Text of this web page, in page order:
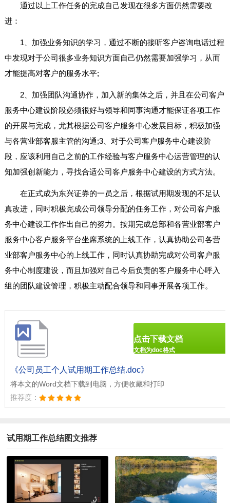
通过以上工作任务的完成自己发现在很多方面仍然需要改
进：
1、加强业务知识的学习，通过不断的接听客户咨询电话过程
中发现对于公司很多业务知识方面自己仍然需要加强学习，从而
才能提高对客户的服务水平;
2、加强团队沟通协作，加入新的集体之后，并且在公司客户
服务中心建设阶段必须很好与领导和同事沟通才能保证各项工作
的开展与完成，尤其根据公司客户服务中心发展目标，积极加强
与各营业部客服主管的沟通;3、对于公司客户服务中心建设阶
段，应该利用自己之前的工作经验与客户服务中心运营管理的认
知加强创新能力，寻找合适公司客户服务中心建设的方式方法。
在正式成为东兴证券的一员之后，根据试用期发现的不足认
真改进，同时积极完成公司领导分配的任务工作，对公司客户服
务中心建设工作作出自己的努力。按期完成总部和各营业部客户
服务中心客户服务平台坐席系统的上线工作，认真协助公司各营
业部客户服务中心的上线工作，同时认真协助完成对公司客户服
务中心制度建设，而且加强对自己今后负责的客户服务中心呼入
组的团队建设管理，积极主动配合领导和同事开展各项工作。
《公司员工个人试用期工作总结.doc》
将本文的Word文档下载到电脑，方便收藏和打印
推荐度：
点击下载文档
文档为doc格式
试用期工作总结图文推荐